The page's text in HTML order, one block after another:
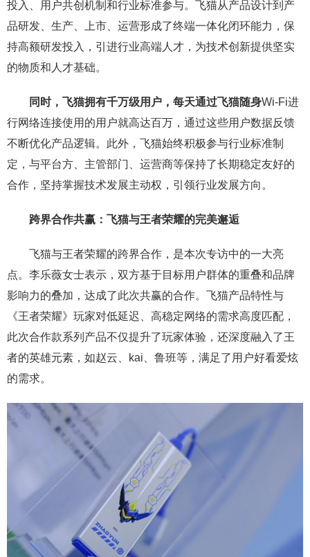
投入、用户共创机制和行业标准参与。飞猫从产品设计到产
品研发、生产、上市、运营形成了终端一体化闭环能力，保
持高额研发投入，引进行业高端人才，为技术创新提供坚实
的物质和人才基础。
同时，飞猫拥有千万级用户，每天通过飞猫随身Wi-Fi进
行网络连接使用的用户就高达百万，通过这些用户数据反馈
不断优化产品逻辑。此外，飞猫始终积极参与行业标准制
定，与平台方、主管部门、运营商等保持了长期稳定友好的
合作，坚持掌握技术发展主动权，引领行业发展方向。
跨界合作共赢：飞猫与王者荣耀的完美邂逅
飞猫与王者荣耀的跨界合作，是本次专访中的一大亮
点。李乐薇女士表示，双方基于目标用户群体的重叠和品牌
影响力的叠加，达成了此次共赢的合作。飞猫产品特性与
《王者荣耀》玩家对低延迟、高稳定网络的需求高度匹配，
此次合作款系列产品不仅提升了玩家体验，还深度融入了王
者的英雄元素，如赵云、kai、鲁班等，满足了用户好看爱炫
的需求。